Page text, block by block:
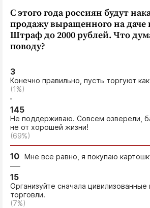
Клиника года
Бренд года
Работодатель года
С этого года россиян будут
продажу выращенного на даче
Штраф до 2000 рублей. Что
поводу?
3
Конечно правильно, пусть торгуют
(1%)
145
Не поддерживаю. Совсем озверели,
не от хорошей жизни!
(69%)
10 Мне все равно, я покупаю
15
Организуйте сначала цивилизованные
торговли.
(7%)